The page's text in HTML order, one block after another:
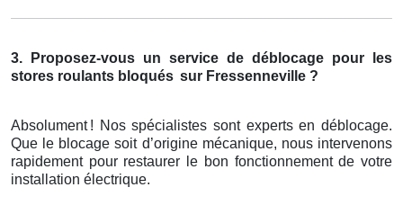
3. Proposez-vous un service de déblocage pour les
stores roulants bloqués sur Fressenneville ?
Absolument ! Nos spécialistes sont experts en déblocage.
Que le blocage soit d’origine mécanique, nous intervenons
rapidement pour restaurer le bon fonctionnement de votre
installation é lectrique.